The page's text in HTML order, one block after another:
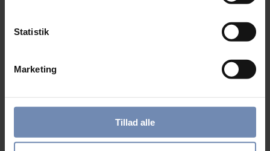
Statistik
Marketing
Tillad alle